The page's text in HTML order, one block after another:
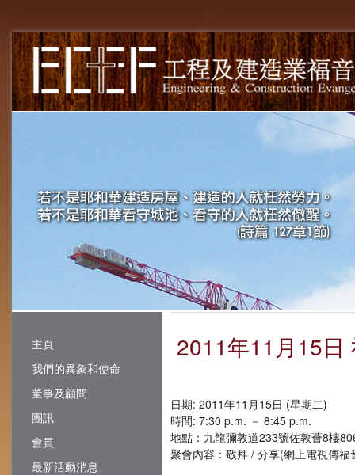
主頁
我們的異象和使命
董事及顧問
團訊
會員
最新活動消息
2011年11月15日
日期: 2011年11月15日 (星期二)
時間: 7:30 p.m. － 8:45 p.m.
地點：九龍彌敦道233號佐敦薈8樓
聚會內容：敬拜 / 分享(網上電視傳福